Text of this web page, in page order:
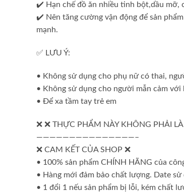
✔️ Hạn chế đồ ăn nhiều tinh bột,dầu mỡ,
✔️ Nên tăng cường vận động để sản
mạnh.
✅ LƯU Ý:
• Không sử dụng cho phụ nữ có thai,
• Không sử dụng cho người mẫn cảm
• Để xa tầm tay trẻ em
❌ ❌ THỰC PHẨM NÀY KHÔNG PHẢI
———————————————–
❌ CAM KẾT CỦA SHOP ❌
• 100% sản phẩm CHÍNH HÃNG của
• Hàng mới đảm bảo chất lượng. Date
• 1 đổi 1 nếu sản phẩm bị lỗi, kém chất